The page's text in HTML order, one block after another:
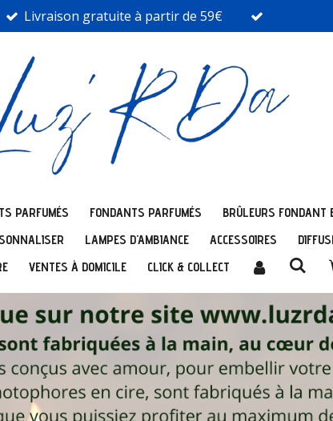
Livraison gratuite à partir de 59€
PARFUMÉS FONDANTS PARFUMÉS BRÛLEURS FONDANT
LAMPES D'AMBIANCE ACCESSOIRES
VENTES À DOMICILE CLICK & COLLECT